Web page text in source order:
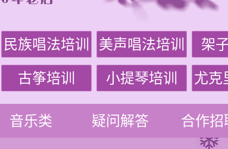
民族唱法培训 美声唱法培训 架
古筝培训 小提琴培训 尤克
音乐类 疑问解答 合作招